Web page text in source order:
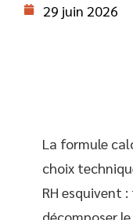
29 juin 2026
La formule
choix
RH esquivent